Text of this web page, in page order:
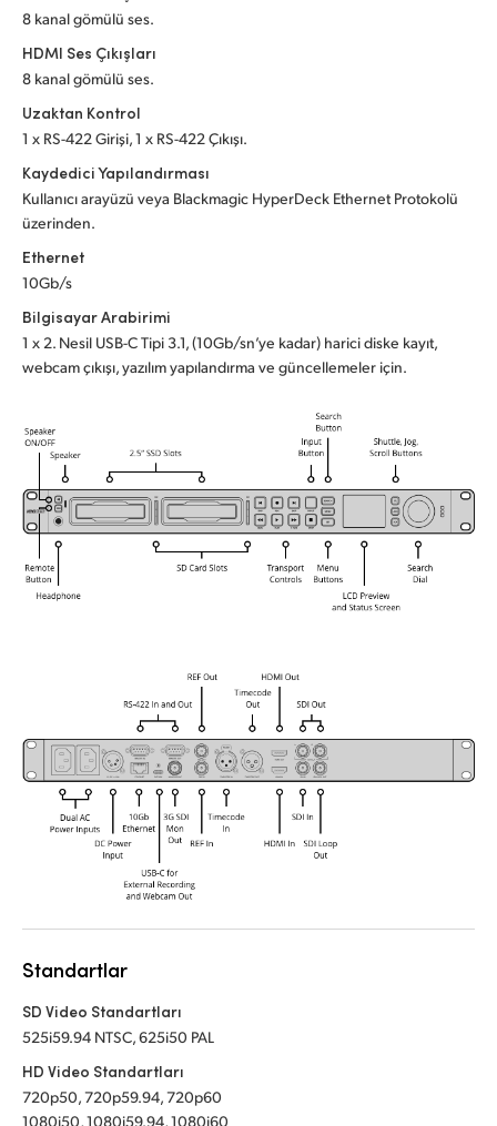
8 kanal gömülü ses.
HDMI Ses Çıkışları
8 kanal gömülü ses.
Uzaktan Kontrol
1 x RS-422 Girişi, 1 x RS-422 Çıkışı.
Kaydedici Yapılandırması
Kullanıcı arayüzü veya Blackmagic HyperDeck Ethernet Protokolü
üzerinden.
Ethernet
10Gb/s
Bilgisayar Arabirimi
1 x 2. Nesil USB-C Tipi 3.1, (10Gb/sn’ye kadar) harici diske kayıt,
webcam çıkışı, yazılım yapılandırma ve güncellemeler için.
Standartlar
SD Video Standartları
525i59.94 NTSC, 625i50 PAL
HD Video Standartları
720p50, 720p59.94, 720p60
1080i50, 1080i59.94, 1080i60